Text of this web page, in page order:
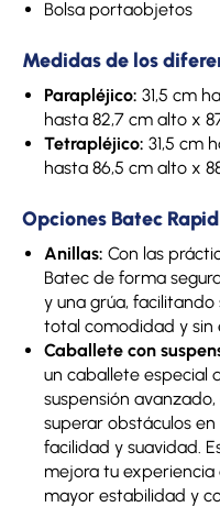
Bolsa portaobjetos
Medidas de los
Parapléjico: 31,5 cm
hasta 82,7 cm alto x
Tetrapléjico: 31,5 cm
hasta 86,5 cm alto x
Opciones Batec
Anillas: Con las
Batec de forma
y una grúa,
total comodidad y sin
Caballete con
un caballete especial
suspensión
superar obstáculos
facilidad y suavidad.
mejora tu
mayor estabilidad y